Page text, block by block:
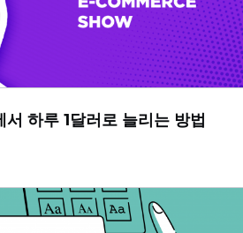
서 하루 1달러로 늘리는 방법